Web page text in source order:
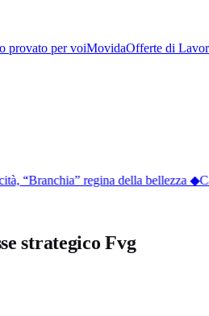
provato per voiMovidaOfferte di
“Branchia” regina della bellezza◆
strategico Fvg